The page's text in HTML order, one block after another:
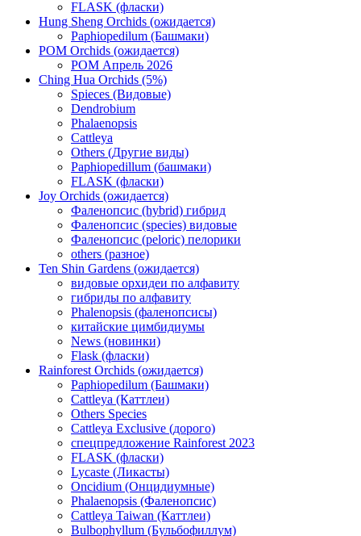
FLASK (фласки)
Hung Sheng Orchids (ожидается)
Paphiopedilum (Башмаки)
POM Orchids (ожидается)
POM Апрель 2026
Ching Hua Orchids (5%)
Spieces (Видовые)
Dendrobium
Phalaenopsis
Cattleya
Others (Другие виды)
Paphiopedillum (башмаки)
FLASK (фласки)
Joy Orchids (ожидается)
Фаленопсис (hybrid) гибрид
Фаленопсис (species) видовые
Фаленопсис (peloric) пелорики
others (разное)
Ten Shin Gardens (ожидается)
видовые орхидеи по алфавиту
гибриды по алфавиту
Phalenopsis (фаленопсисы)
китайские цимбидиумы
News (новинки)
Flask (фласки)
Rainforest Orchids (ожидается)
Paphiopedilum (Башмаки)
Cattleya (Каттлеи)
Others Species
Cattleya Exclusive (дорого)
спецпредложение Rainforest 2023
FLASK (фласки)
Lycaste (Ликасты)
Oncidium (Онцидиумные)
Phalaenopsis (Фаленопсис)
Cattleya Taiwan (Каттлеи)
Bulbophyllum (Бульбофиллум)